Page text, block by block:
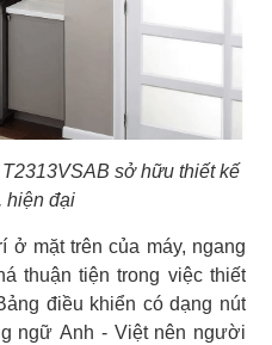
sở hữu thiết kế
hiện đại
ở mặt trên của máy, ngang
thuận tiện trong việc thiết
điều khiển có dạng nút
ngữ Anh - Việt nên người